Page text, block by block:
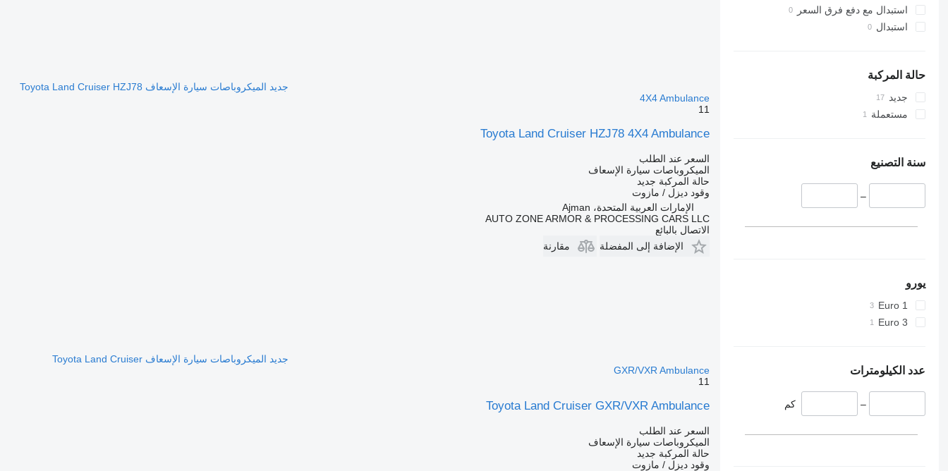
استبدال مع دفع فرق السعر
استبدال
حالة المركبة
جديد
مستعملة
سنة التصنيع
–
يورو
Euro 1
Euro 3
عدد الكيلومترات
– كم
جديد الميكروباصات سيارة الإسعاف Toyota Land Cruiser HZJ78
4X4 Ambulance
11
Toyota Land Cruiser HZJ78 4X4 Ambulance
السعر عند الطلب
الميكروباصات سيارة الإسعاف
حالة المركبة جديد
وقود ديزل / مازوت
الإمارات العربية المتحدة، Ajman
AUTO ZONE ARMOR & PROCESSING CARS LLC
الاتصال بالبائع
الإضافة إلى المفضلة
مقارنة
جديد الميكروباصات سيارة الإسعاف Toyota Land Cruiser
GXR/VXR Ambulance
11
Toyota Land Cruiser GXR/VXR Ambulance
السعر عند الطلب
الميكروباصات سيارة الإسعاف
حالة المركبة جديد
وقود ديزل / مازوت